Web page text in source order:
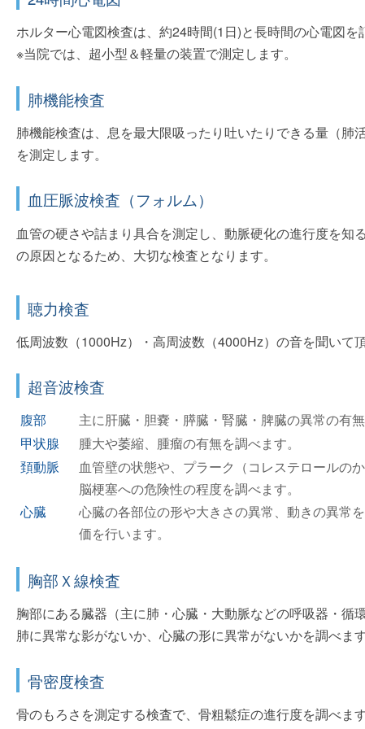
ホルター心電図検査は、約24時間(1日)と長時間の心電図
※当院では、超小型＆軽量の装置で測定します。
肺機能検査
肺機能検査は、息を最大限吸ったり吐いたりできる量（
を測定します。
血圧脈波検査（フォルム）
血管の硬さや詰まり具合を測定し、動脈硬化の進行度を
の原因となるため、大切な検査となります。
聴力検査
低周波数（1000Hz）・高周波数（4000Hz）の音を聞いて
超音波検査
腹部
主に肝臓・胆嚢・膵臓・腎臓・脾臓の異常の有無
甲状腺
腫大や萎縮、腫瘤の有無を調べます。
頚動脈
血管壁の状態や、プラーク（コレステロールの
脳梗塞への危険性の程度を調べます。
心臓
心臓の各部位の形や大きさの異常、動きの異常
価を行います。
胸部Ｘ線検査
胸部にある臓器（主に肺・心臓・大動脈などの呼吸器・循
肺に異常な影がないか、心臓の形に異常がないかを調べます
骨密度検査
骨のもろさを測定する検査で、骨粗鬆症の進行度を調べます